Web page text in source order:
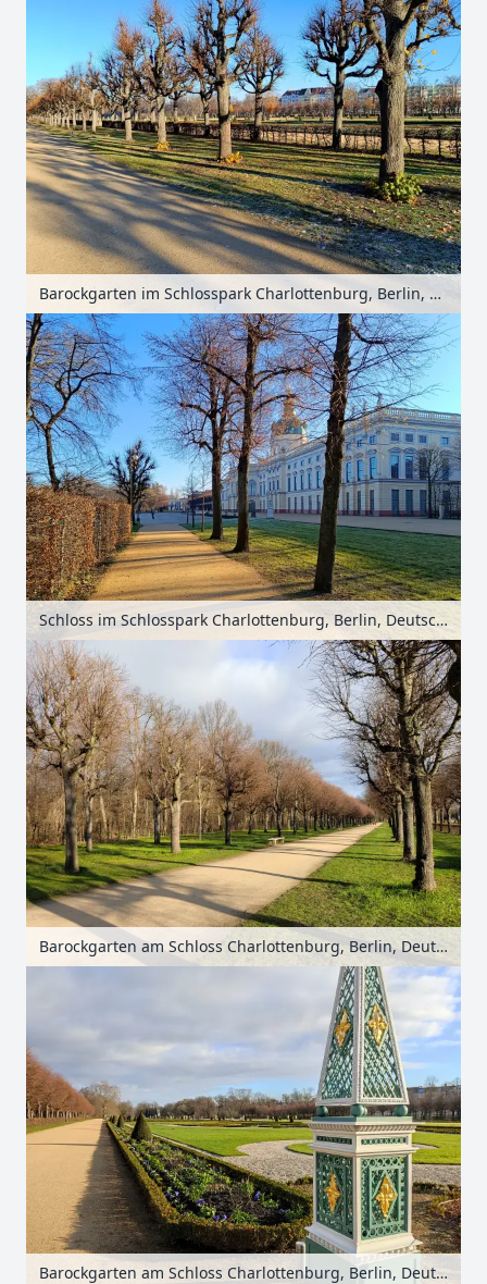
Barockgarten im Schlosspark Charlottenburg, Berlin, Deutschland
Schloss im Schlosspark Charlottenburg, Berlin, Deutschland
Barockgarten am Schloss Charlottenburg, Berlin, Deutschland
Barockgarten am Schloss Charlottenburg, Berlin, Deutschland